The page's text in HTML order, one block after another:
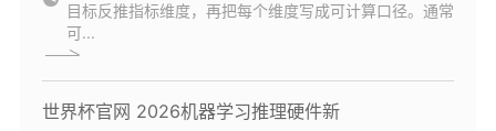
目标反推指标维度，再把每个维度写成可计算口径。通常
可...
世界杯官网 2026机器学习推理硬件新